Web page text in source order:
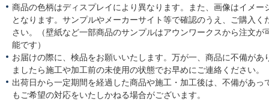
商品の色柄はディスプレイにより異なります。また、画像はイメー
となります。サンプルやメーカーサイト等で確認のうえ、ご購入く
さい。（壁紙など一部商品のサンプルはアウンワークスから注文が
能です）
お届けの際に、検品をお願いいたします。万が一、商品に不備があ
ましたら施工や加工前の未使用の状態でお早めにご連絡ください。
出荷日から一定期間を経過した商品や施工・加工後は、不備があっ
もご希望の対応をいたしかねる場合がございます。